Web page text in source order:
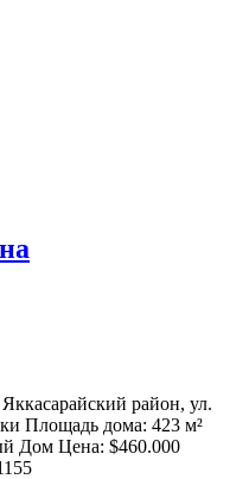
район, ул.
Площадь дома: 423 м²
Дом Цена: $460.000